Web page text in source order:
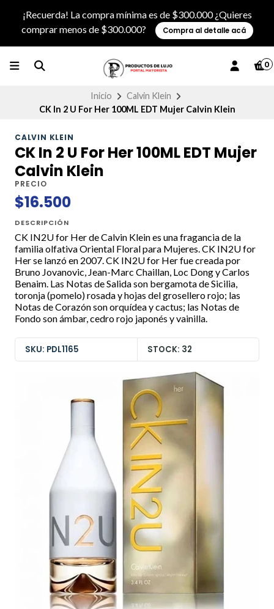
¡Recuerda! La compra mínima es de $300.000 ¿Quieres
comprar menos de $300.000?
Compra al detalle acá
0
Inicio
Calvin Klein
CK In 2 U For Her 100ML EDT Mujer Calvin Klein
CALVIN KLEIN
CK In 2 U For Her 100ML EDT Mujer
Calvin Klein
PRECIO
$16.500
DESCRIPCIÓN
CK IN2U for Her de Calvin Klein es una fragancia de la
familia olfativa Oriental Floral para Mujeres. CK IN2U for
Her se lanzó en 2007. CK IN2U for Her fue creada por
Bruno Jovanovic, Jean-Marc Chaillan, Loc Dong y Carlos
Benaim. Las Notas de Salida son bergamota de Sicilia,
toronja (pomelo) rosada y hojas del grosellero rojo; las
Notas de Corazón son orquídea y cactus; las Notas de
Fondo son ámbar, cedro rojo japonés y vainilla.
SKU: PDL1165 STOCK: 32